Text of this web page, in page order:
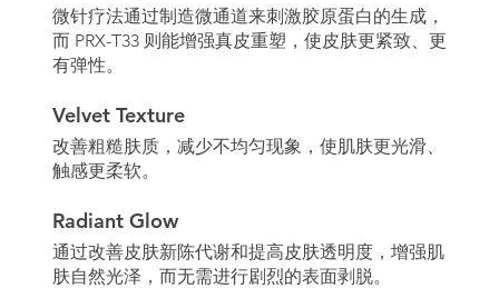
微针疗法通过制造微通道来刺激胶原蛋白的生成，
而 PRX-T33 则能增强真皮重塑，使皮肤更紧致、更
有弹性。
Velvet Texture
改善粗糙肤质，减少不均匀现象，使肌肤更光滑、
触感更柔软。
Radiant Glow
通过改善皮肤新陈代谢和提高皮肤透明度，增强肌
肤自然光泽，而无需进行剧烈的表面剥脱。